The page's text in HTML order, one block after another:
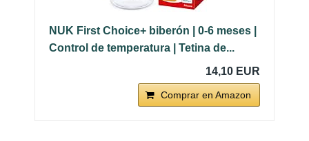
NUK First Choice+ biberón | 0-6 meses |
Control de temperatura | Tetina de...
14,10 EUR
Comprar en Amazon